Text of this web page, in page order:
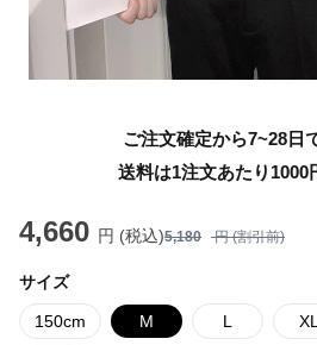
ご注文確定から7~28日
送料は1注文あたり 1000
4,660 円 (税込)5,180 円 (割引前)
サイズ
150cm M L XL